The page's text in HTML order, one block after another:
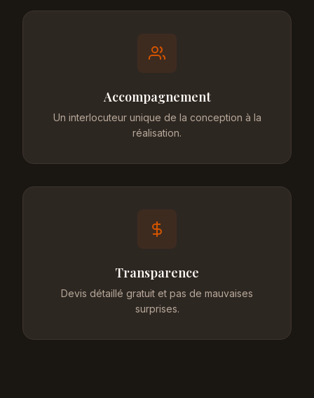
Accompagnement
Un interlocuteur unique de la conception à la
réalisation.
Transparence
Devis détaillé gratuit et pas de mauvaises
surprises.